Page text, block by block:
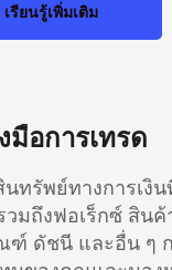
เรียนรู้เพิ่มเติม
มือการเทรด
ทรัพย์ทางการเงิ
วมถึงฟอเร็กซ์ สินค้
ดัชนี และอื่น ๆ ก